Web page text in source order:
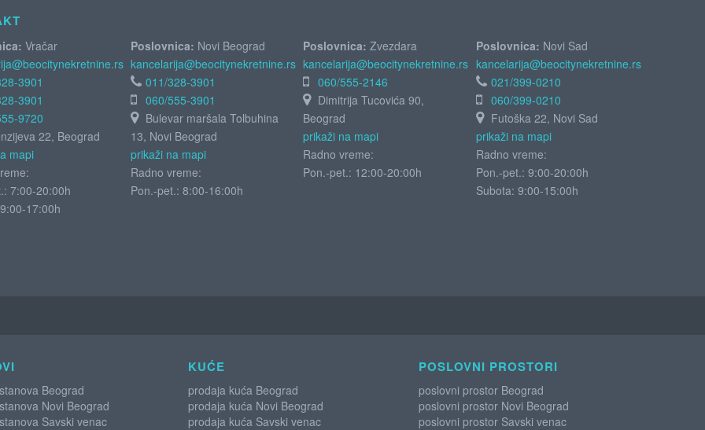
Vračar
3901
3901
9720
22, Beograd
mapi
7:00-20:00h
9:00-17:00h
Poslovnica: Novi Beograd
kancelarija@beocitynekretnine.rs
011/328-3901
060/555-3901
Bulevar maršala Tolbuhina
13, Novi Beograd
prikaži na mapi
Radno vreme:
Pon.-pet.: 8:00-16:00h
Poslovnica: Zvezdara
kancelarija@beocitynekretnine.rs
060/555-2146
Dimitrija Tucovića 90,
Beograd
prikaži na mapi
Radno vreme:
Pon.-pet.: 12:00-20:00h
Poslovnica: Novi Sad
kancelarija@beocitynekretnine.rs
021/399-0210
060/399-0210
Futoška 22, Novi Sad
prikaži na mapi
Radno vreme:
Pon.-pet.: 9:00-20:00h
Subota: 9:00-15:00h
Beograd
Novi Beograd
Savski venac
KUĆE
prodaja kuća Beograd
prodaja kuća Novi Beograd
prodaja kuća Savski venac
POSLOVNI PROSTORI
poslovni prostor Beograd
poslovni prostor Novi Beograd
poslovni prostor Savski venac